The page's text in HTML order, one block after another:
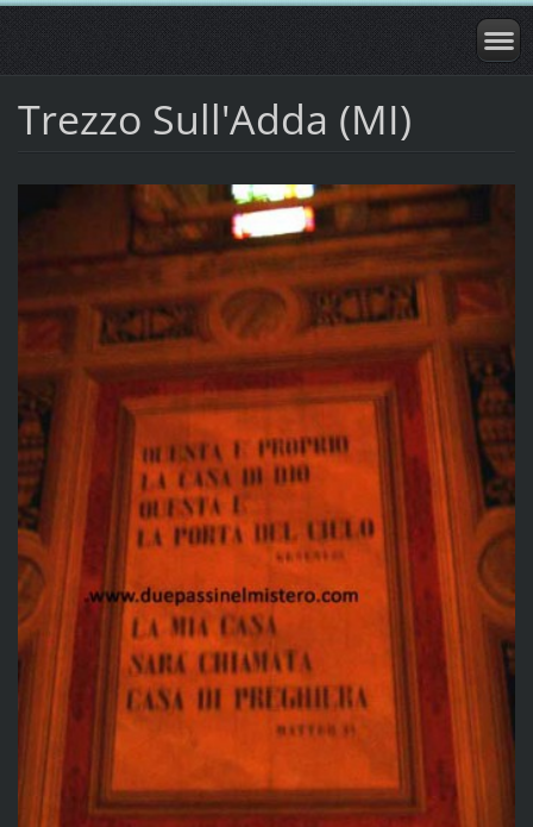
Trezzo Sull'Adda (MI)